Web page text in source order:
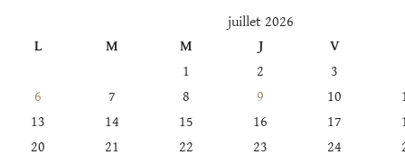
juillet 2026
L
M M J
V
1
2
3
6
7 8 9 10
13
14 15 16 17
20
21 22 23 24